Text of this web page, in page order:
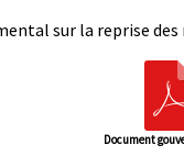
sur la reprise
Document